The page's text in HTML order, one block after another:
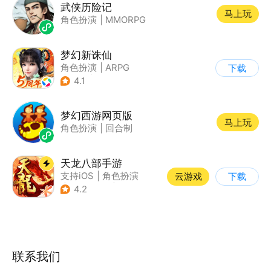
武侠历险记
角色扮演 MMORPG
马上玩
梦幻新诛仙
角色扮演
ARPG
| 仙侠
4.1
下载
梦幻西游网页版
角色扮演 回合制
马上玩
天龙八部手游
支持iOS
角色扮演
| MMORPG
4.2
云游戏 下载
联系我们